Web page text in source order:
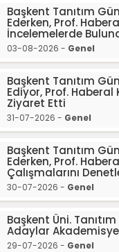
Başkent Tanıtım
Ederken, Prof.
İncelemelerde
03-08-2026 - Genel
Başkent Tanıtım
Ediyor, Prof. Haberal
Ziyaret Etti
31-07-2026 - Genel
Başkent Tanıtım
Ederken, Prof.
Çalışmalarını
30-07-2026 - Genel
Başkent Üni.
Adaylar
29-07-2026 - Genel